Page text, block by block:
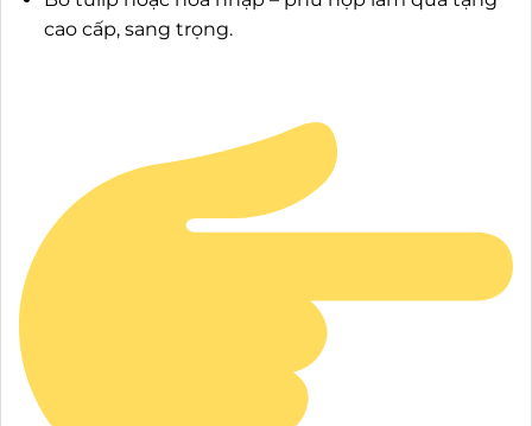
cao cấp, sang trọng.